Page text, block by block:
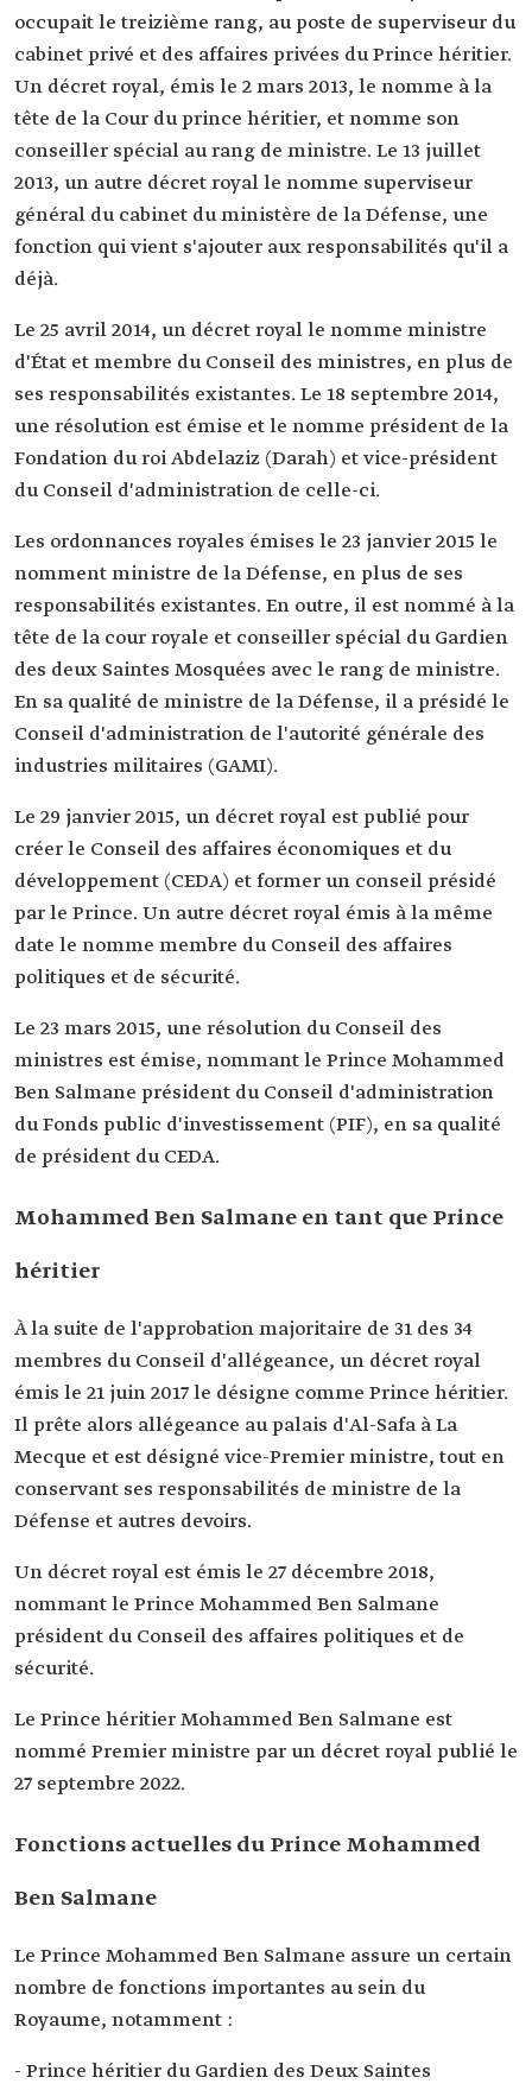
occupait le treizième rang, au poste de superviseur du
cabinet privé et des affaires privées du Prince héritier.
Un décret royal, émis le 2 mars 2013, le nomme à la
tête de la Cour du prince héritier, et nomme son
conseiller spécial au rang de ministre. Le 13 juillet
2013, un autre décret royal le nomme superviseur
général du cabinet du ministère de la Défense, une
fonction qui vient s'ajouter aux responsabilités qu'il a
déjà.
Le 25 avril 2014, un décret royal le nomme ministre
d'État et membre du Conseil des ministres, en plus de
ses responsabilités existantes. Le 18 septembre 2014,
une résolution est émise et le nomme président de la
Fondation du roi Abdelaziz (Darah) et vice-président
du Conseil d'administration de celle-ci.
Les ordonnances royales émises le 23 janvier 2015 le
nomment ministre de la Défense, en plus de ses
responsabilités existantes. En outre, il est nommé à la
tête de la cour royale et conseiller spécial du Gardien
des deux Saintes Mosquées avec le rang de ministre.
En sa qualité de ministre de la Défense, il a présidé le
Conseil d'administration de l'autorité générale des
industries militaires (GAMI).
Le 29 janvier 2015, un décret royal est publié pour
créer le Conseil des affaires économiques et du
développement (CEDA) et former un conseil présidé
par le Prince. Un autre décret royal émis à la même
date le nomme membre du Conseil des affaires
politiques et de sécurité.
Le 23 mars 2015, une résolution du Conseil des
ministres est émise, nommant le Prince Mohammed
Ben Salmane président du Conseil d'administration
du Fonds public d'investissement (PIF), en sa qualité
de président du CEDA.
Mohammed Ben Salmane en tant que Prince
héritier
À la suite de l'approbation majoritaire de 31 des 34
membres du Conseil d'allégeance, un décret royal
émis le 21 juin 2017 le désigne comme Prince héritier.
Il prête alors allégeance au palais d'Al-Safa à La
Mecque et est désigné vice-Premier ministre, tout en
conservant ses responsabilités de ministre de la
Défense et autres devoirs.
Un décret royal est émis le 27 décembre 2018,
nommant le Prince Mohammed Ben Salmane
président du Conseil des affaires politiques et de
sécurité.
Le Prince héritier Mohammed Ben Salmane est
nommé Premier ministre par un décret royal publié le
27 septembre 2022.
Fonctions actuelles du Prince Mohammed
Ben Salmane
Le Prince Mohammed Ben Salmane assure un certain
nombre de fonctions importantes au sein du
Royaume, notamment :
- Prince héritier du Gardien des Deux Saintes